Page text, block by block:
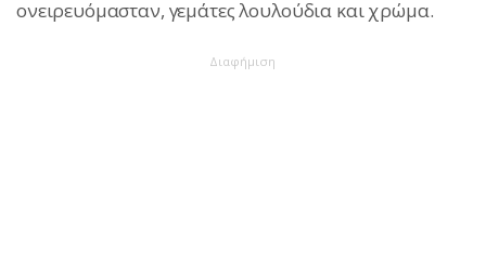
ονειρευόμασταν, γεμάτες λουλούδια και χρώμα.
Διαφήμιση